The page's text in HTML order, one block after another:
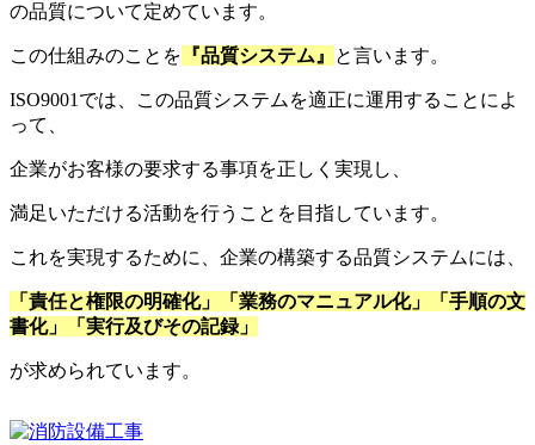
の品質について定めています。
この仕組みのことを 『品質システム』 と言います。
ISO9001では、この品質システムを適正に運用することによ
って、
企業がお客様の要求する事項を正しく実現し、
満足いただける活動を行うことを目指しています。
これを実現するために、企業の構築する品質システムには、
「責任と権限の明確化」「業務のマニュアル化」「手順の文
書化」「実行及びその記録」
が求められています。